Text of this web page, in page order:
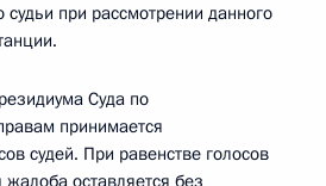
судьи при рассмотрении данного
Суда по
принимается
судей. При равенстве голосов
оставляется без